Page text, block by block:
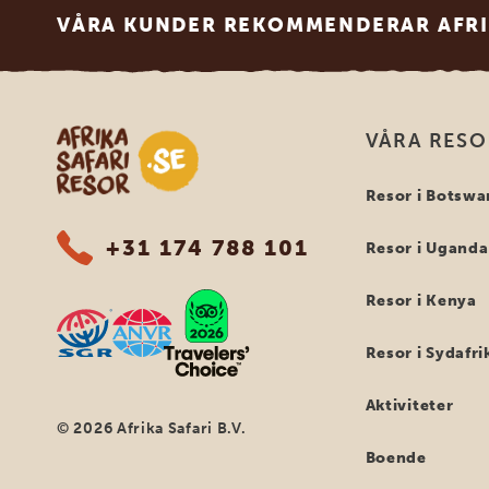
VÅRA KUNDER REKOMMENDERAR
Safari-resor i Afrika
+31 174 788 101
© 2026 Afrika Safari B.V.
VÅRA
Resor i
Resor i Uganda
Resor i Kenya
Resor i
Aktiviteter
Boende